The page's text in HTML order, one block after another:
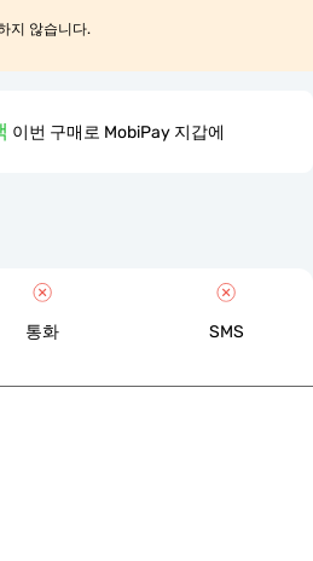
지 않습니다.
이번 구매로 MobiPay 지갑에
통화 SMS